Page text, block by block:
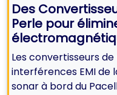
Des
Perle pour
Les convertisseurs
interférences EMI de
sonar à bord du